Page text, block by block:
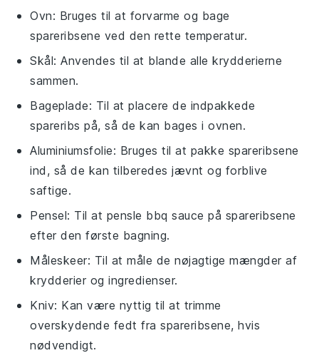
Ovn: Bruges til at forvarme og bage
spareribsene ved den rette temperatur.
Skål: Anvendes til at blande alle krydderierne
sammen.
Bageplade: Til at placere de indpakkede
spareribs på, så de kan bages i ovnen.
Aluminiumsfolie: Bruges til at pakke spareribsene
ind, så de kan tilberedes jævnt og forblive
saftige.
Pensel: Til at pensle bbq sauce på spareribsene
efter den første bagning.
Måleskeer: Til at måle de nøjagtige mængder af
krydderier og ingredienser.
Kniv: Kan være nyttig til at trimme
overskydende fedt fra spareribsene, hvis
nødvendigt.